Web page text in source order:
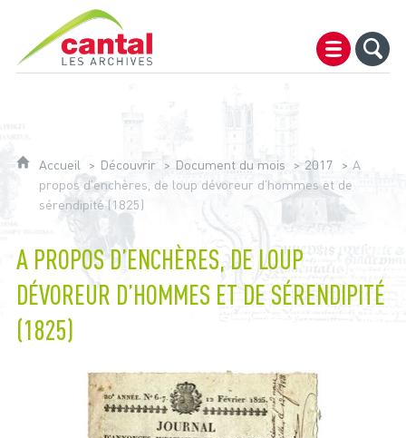
Archives du Cantal
Accueil Découvrir Document du mois 2017
A
propos d’enchères, de loup dévoreur d’hommes et de
sérendipité (1825)
A PROPOS D’ENCHÈRES, DE LOUP
DÉVOREUR D’HOMMES ET DE SÉRENDIPITÉ
(1825)